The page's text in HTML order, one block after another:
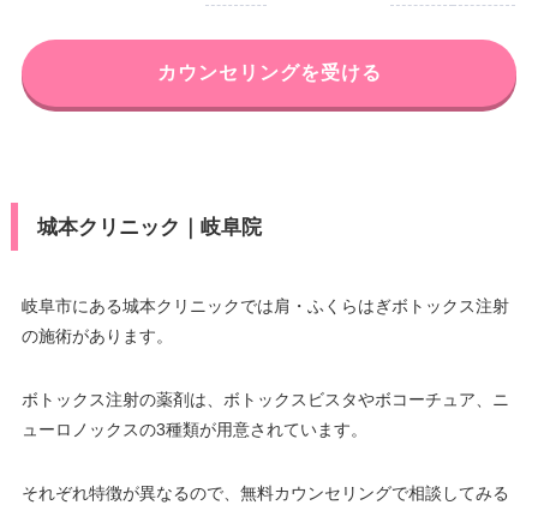
カウンセリングを受ける
城本クリニック｜岐阜院
岐阜市にある城本クリニックでは肩・ふくらはぎボトックス注射
の施術があります。
ボトックス注射の薬剤は、ボトックスビスタやボコーチュア、ニ
ューロノックスの3種類が用意されています。
それぞれ特徴が異なるので、無料カウンセリングで相談してみる